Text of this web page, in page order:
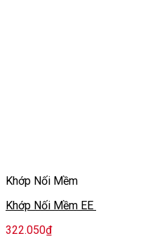
Khớp Nối Mềm
Khớp Nối Mềm EE
322.050₫